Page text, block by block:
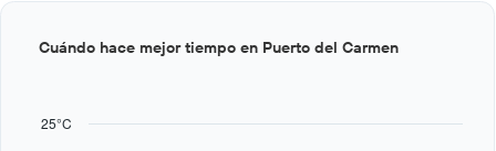
graphic.
25°C
Cuándo hace mejor tiempo en Puerto del Carmen